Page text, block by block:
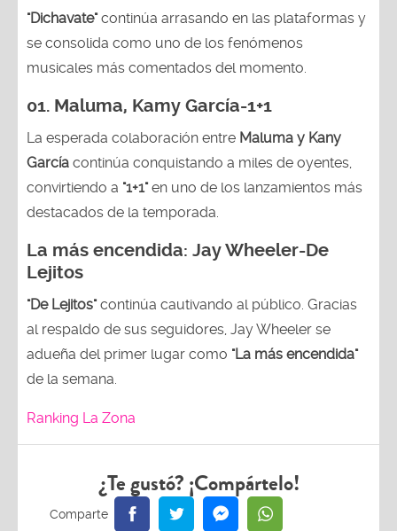
"Dichavate"continúa arrasando en las plataformas y
se consolida como uno de los fenómenos
musicales más comentados del momento.
01. Maluma, Kamy García-1+1
La esperada colaboración entre Maluma y Kany
García continúa conquistando a miles de oyentes,
convirtiendo a "1+1"en uno de los lanzamientos más
destacados de la temporada.
La más encendida: Jay Wheeler-De
Lejitos
"De Lejitos"continúa cautivando al público. Gracias
al respaldo de sus seguidores, Jay Wheeler se
adueña del primer lugar como "La más encendida"
de la semana.
Ranking La Zona
¿Te gustó? ¡Compártelo!